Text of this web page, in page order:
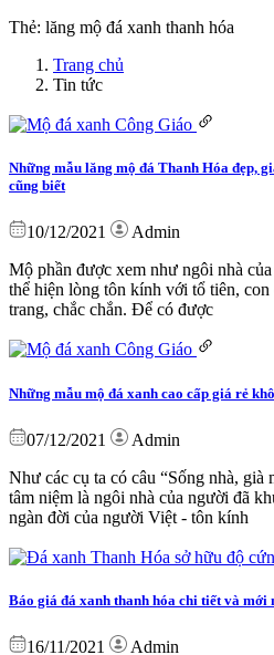
Thẻ: lăng mộ đá xanh thanh hóa
Trang chủ
Tin tức
Những mẫu lăng mộ đá Thanh Hóa đẹp,
cũng biết
10/12/2021
Admin
Mộ phần được xem như ngôi nhà
thể hiện lòng tôn kính với tổ tiên,
trang, chắc chắn. Để có được
Những mẫu mộ đá xanh cao cấp giá rẻ
07/12/2021
Admin
Như các cụ ta có câu “Sống nhà, già
tâm niệm là ngôi nhà của người đã
ngàn đời của người Việt - tôn kính
Báo giá đá xanh thanh hóa chi tiết và mới
16/11/2021
Admin